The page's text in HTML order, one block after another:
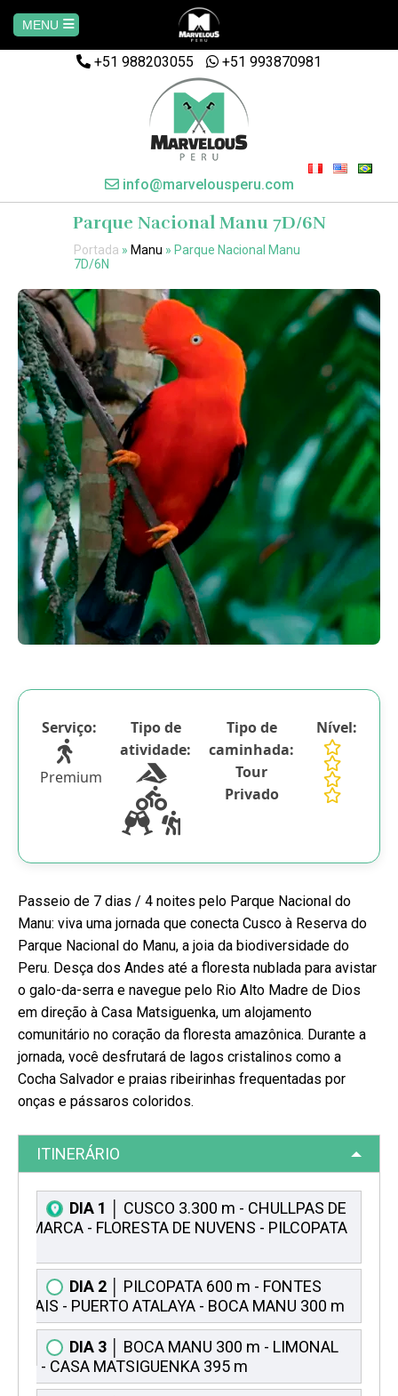
MENU
Home
AREQUIPA
MACHUPICCHU
SALKANTAY
MANU
Blog
Contactanos
+51 988203055 +51 993870981
info@marvelousperu.com
Parque Nacional Manu 7D/6N
Portada » Manu » Parque Nacional Manu
7D/6N
Serviço:
Premium
Tipo de
atividade:
Tipo de
caminhada:
Tour
Privado
Nível:
Passeio de 7 dias / 4 noites pelo Parque Nacional do
Manu: viva uma jornada que conecta Cusco à Reserva do
Parque Nacional do Manu, a joia da biodiversidade do
Peru. Desça dos Andes até a floresta nublada para avistar
o galo-da-serra e navegue pelo Rio Alto Madre de Dios
em direção à Casa Matsiguenka, um alojamento
comunitário no coração da floresta amazônica. Durante a
jornada, você desfrutará de lagos cristalinos como a
Cocha Salvador e praias ribeirinhas frequentadas por
onças e pássaros coloridos.
ITINERÁRIO
DIA 1
│ CUSCO 3.300 m - CHULLPAS DE
- FLORESTA DE NUVENS - PILCOPATA
DIA 2│ PILCOPATA 600 m - FONTES
- PUERTO ATALAYA - BOCA MANU 300 m
DIA 3│ BOCA MANU 300 m - LIMONAL
m - CASA MATSIGUENKA 395 m